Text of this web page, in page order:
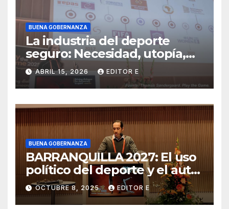
BUENA GOBERNANZA
La industria del deporte
seguro: Necesidad, utopía,
negocio
ABRIL 15, 2026 EDITOR E
BUENA GOBERNANZA
BARRANQUILLA 2027: El uso
político del deporte y el auto-
boicot de Colombia
OCTUBRE 8, 2025 EDITOR E